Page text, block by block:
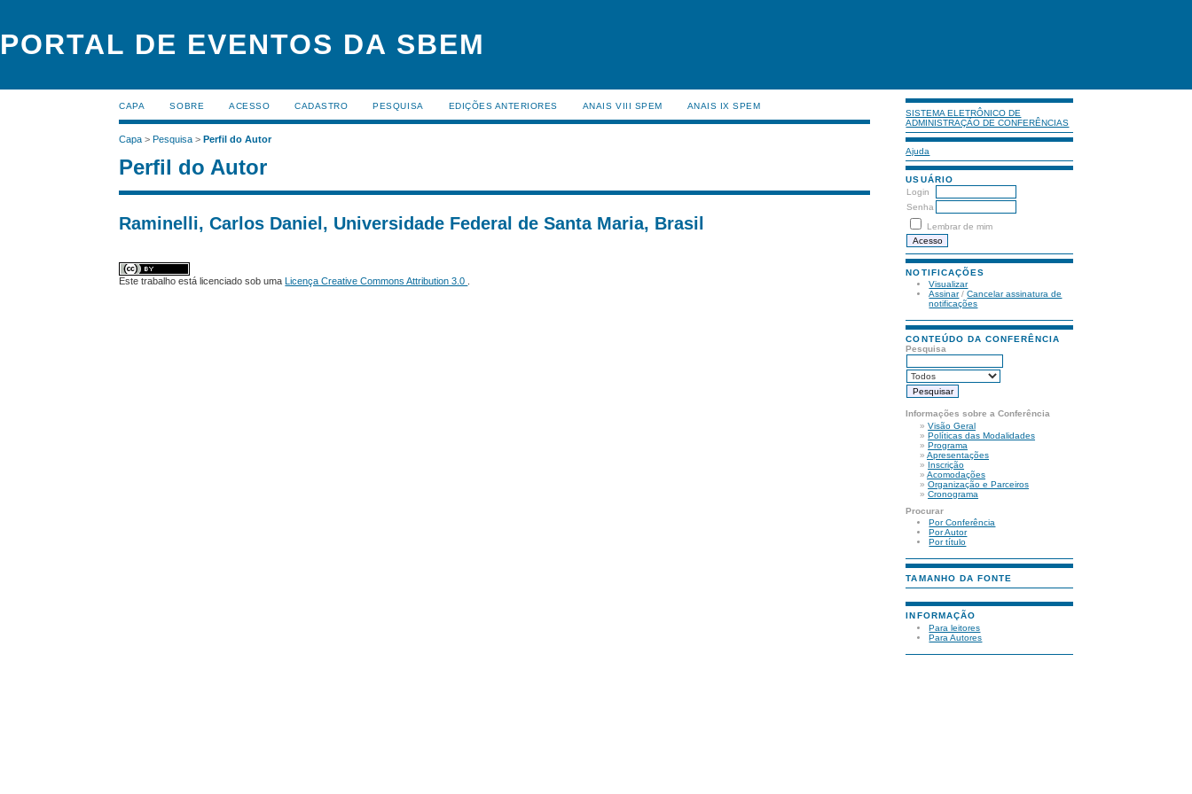
PORTAL DE EVENTOS DA SBEM
SISTEMA ELETRÔNICO DE
ADMINISTRAÇÃO DE CONFERÊNCIAS
Ajuda
USUÁRIO
Login
Senha
Lembrar de mim
NOTIFICAÇÕES
Visualizar
Assinar/Cancelar assinatura de
notificações
CONTEÚDO DA CONFERÊNCIA
Pesquisa
Informações sobre a Conferência
»Visão Geral
»Políticas das Modalidades
»Programa
»Apresentações
» Inscrição
»Acomodações
»Organização e Parceiros
»Cronograma
Procurar
Por Conferência
Por Autor
Por título
TAMANHO DA FONTE
INFORMAÇÃO
Para leitores
Para Autores
CAPA SOBRE ACESSO CADASTRO PESQUISA EDIÇÕES ANTERIORES ANAIS VIII SPEM ANAIS IX SPEM
Capa >Pesquisa >Perfil do Autor
Perfil do Autor
Raminelli, Carlos Daniel, Universidade Federal de Santa Maria, Brasil
Este trabalho está licenciado sob uma Licença Creative Commons Attribution 3.0